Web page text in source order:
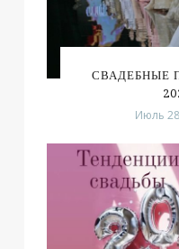
СВАДЕБНЫЕ
Июль